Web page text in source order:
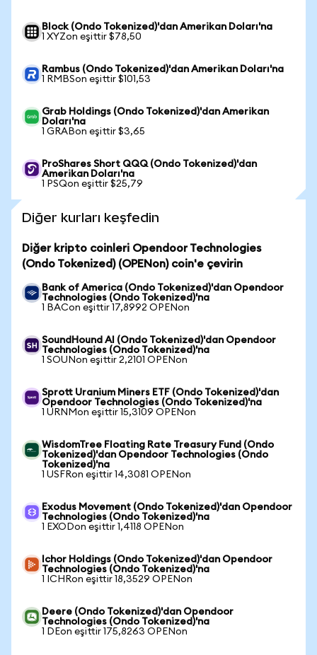
Block (Ondo Tokenized)'dan Amerikan Doları'na
1 XYZon eşittir $78,50
Rambus (Ondo Tokenized)'dan Amerikan Doları'na
1 RMBSon eşittir $101,53
Grab Holdings (Ondo Tokenized)'dan Amerikan
Doları'na
1 GRABon eşittir $3,65
ProShares Short QQQ (Ondo Tokenized)'dan
Amerikan Doları'na
1 PSQon eşittir $25,79
Diğer kurları keşfedin
Diğer kripto coinleri Opendoor Technologies
(Ondo Tokenized) (OPENon) coin'e çevirin
Bank of America (Ondo Tokenized)'dan Opendoor
Technologies (Ondo Tokenized)'na
1 BACon eşittir 17,8992 OPENon
SoundHound AI (Ondo Tokenized)'dan Opendoor
Technologies (Ondo Tokenized)'na
1 SOUNon eşittir 2,2101 OPENon
Sprott Uranium Miners ETF (Ondo Tokenized)'dan
Opendoor Technologies (Ondo Tokenized)'na
1 URNMon eşittir 15,3109 OPENon
WisdomTree Floating Rate Treasury Fund (Ondo
Tokenized)'dan Opendoor Technologies (Ondo
Tokenized)'na
1 USFRon eşittir 14,3081 OPENon
Exodus Movement (Ondo Tokenized)'dan Opendoor
Technologies (Ondo Tokenized)'na
1 EXODon eşittir 1,4118 OPENon
Ichor Holdings (Ondo Tokenized)'dan Opendoor
Technologies (Ondo Tokenized)'na
1 ICHRon eşittir 18,3529 OPENon
Deere (Ondo Tokenized)'dan Opendoor
Technologies (Ondo Tokenized)'na
1 DEon eşittir 175,8263 OPENon